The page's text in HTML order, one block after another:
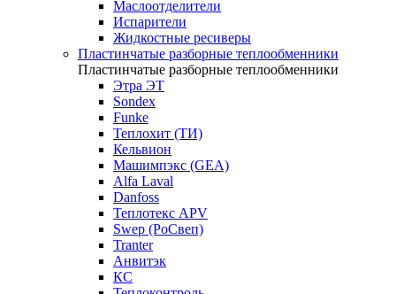
Маслоотделители
Испарители
Жидкостные ресиверы
Пластинчатые разборные теплообменники
Пластинчатые разборные теплообменники
Этра ЭТ
Sondex
Funke
Теплохит (ТИ)
Кельвион
Машимпэкс (GEA)
Alfa Laval
Danfoss
Теплотекс APV
Swep (РоСвеп)
Tranter
Анвитэк
КС